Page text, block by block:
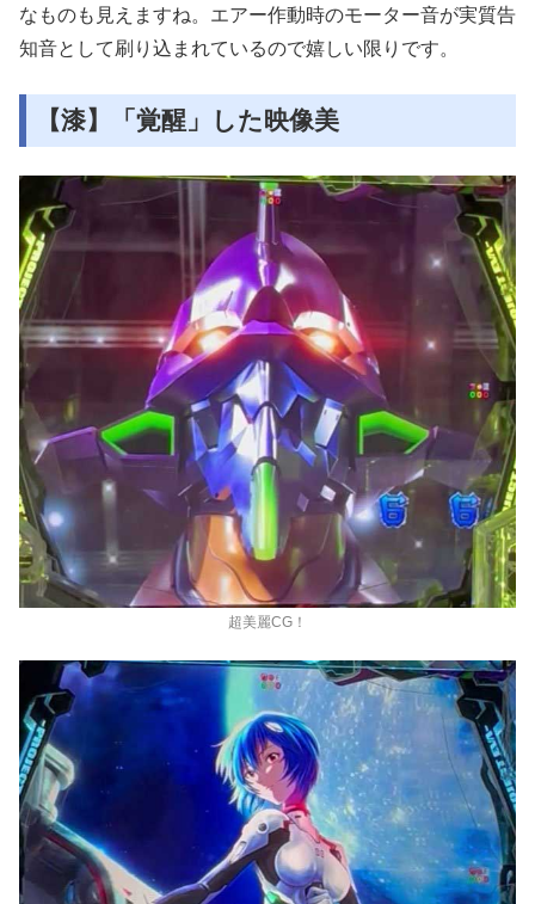
なものも見えますね。エアー作動時のモーター音が実質告
知音として刷り込まれているので嬉しい限りです。
【漆】「覚醒」した映像美
超美麗CG！